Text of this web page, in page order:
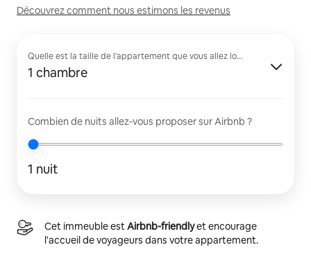
Découvrez comment nous estimons les revenus
Quelle est la taille de l'appartement que vous allez louer ?
1 chambre
Combien de nuits allez-vous proposer sur Airbnb ?
1 nuit
Cet immeuble estAirbnb-friendlyet encourage
l'accueil de voyageurs dans votre appartement.